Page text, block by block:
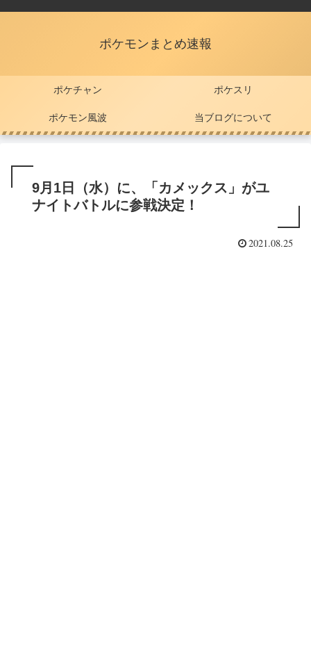
ポケモンまとめ速報
ポケチャン ポケスリ
ポケモン風波 当ブログについて
9月1日（水）に、「カメックス」がユ
ナイトバトルに参戦決定！
2021.08.25